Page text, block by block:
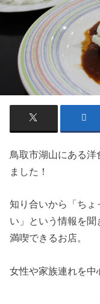
鳥取市湖山にある洋
ました！
知り合いから「ちょ
い」という情報を
満喫できるお店。
女性や家族連れを中